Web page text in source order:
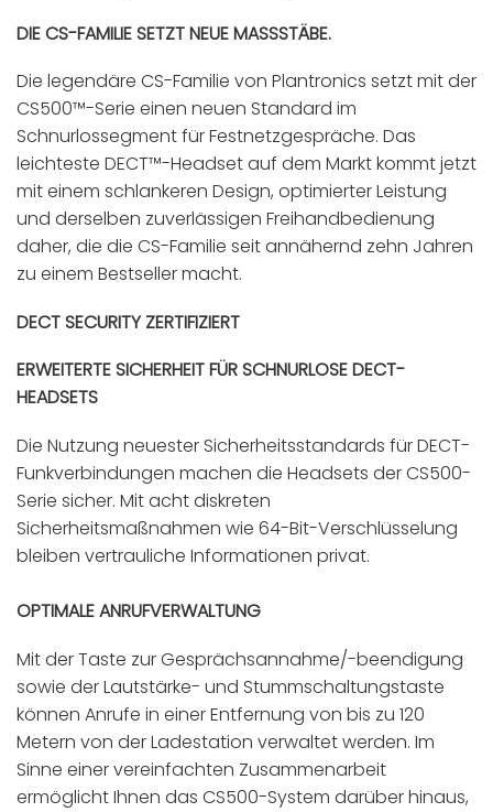
DIE CS-FAMILIE SETZT NEUE MASSSTÄBE.
Die legendäre CS-Familie von Plantronics setzt mit der
CS500™-Serie einen neuen Standard im
Schnurlossegment für Festnetzgespräche. Das
leichteste DECT™-Headset auf dem Markt kommt jetzt
mit einem schlankeren Design, optimierter Leistung
und derselben zuverlässigen Freihandbedienung
daher, die die CS-Familie seit annähernd zehn Jahren
zu einem Bestseller macht.
DECT SECURITY ZERTIFIZIERT
ERWEITERTE SICHERHEIT FÜR SCHNURLOSE DECT-
HEADSETS
Die Nutzung neuester Sicherheitsstandards für DECT-
Funkverbindungen machen die Headsets der CS500-
Serie sicher. Mit acht diskreten
Sicherheitsmaßnahmen wie 64-Bit-Verschlüsselung
bleiben vertrauliche Informationen privat.
OPTIMALE ANRUFVERWALTUNG
Mit der Taste zur Gesprächsannahme/-beendigung
sowie der Lautstärke- und Stummschaltungstaste
können Anrufe in einer Entfernung von bis zu 120
Metern von der Ladestation verwaltet werden. Im
Sinne einer vereinfachten Zusammenarbeit
ermöglicht Ihnen das CS500-System darüber hinaus,